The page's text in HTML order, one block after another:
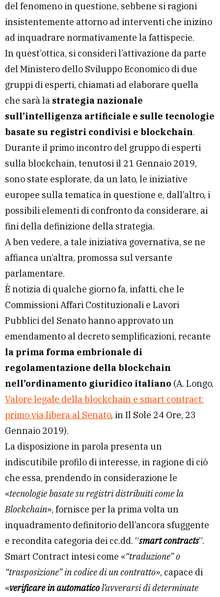
del fenomeno in questione, sebbene si ragioni
insistentemente attorno ad interventi che inizino
ad inquadrare normativamente la fattispecie.
In quest’ottica, si consideri l’attivazione da parte
del Ministero dello Sviluppo Economico di due
gruppi di esperti, chiamati ad elaborare quella
che sarà la strategia nazionale
sull’intelligenza artificiale e sulle tecnologie
basate su registri condivisi e blockchain.
Durante il primo incontro del gruppo di esperti
sulla blockchain, tenutosi il 21 Gennaio 2019,
sono state esplorate, da un lato, le iniziative
europee sulla tematica in questione e, dall’altro, i
possibili elementi di confronto da considerare, ai
fini della definizione della strategia.
A ben vedere, a tale iniziativa governativa, se ne
affianca un’altra, promossa sul versante
parlamentare.
È notizia di qualche giorno fa, infatti, che le
Commissioni Affari Costituzionali e Lavori
Pubblici del Senato hanno approvato un
emendamento al decreto semplificazioni, recante
la prima forma embrionale di
regolamentazione della blockchain
nell’ordinamento giuridico italiano (A. Longo,
Valore legale della blockchain e smart contract:
primo via libera al Senato, in Il Sole 24 Ore, 23
Gennaio 2019).
La disposizione in parola presenta un
indiscutibile profilo di interesse, in ragione di ciò
che essa, prendendo in considerazione le
«tecnologie basate su registri distribuiti come la
Blockchain», fornisce per la prima volta un
inquadramento definitorio dell’ancora sfuggente
e recondita categoria dei cc.dd. “smart contracts”.
Smart Contract intesi come «“traduzione” o
“trasposizione” in codice di un contratto», capace di
«verificare in automaticol’avverarsi di determinate